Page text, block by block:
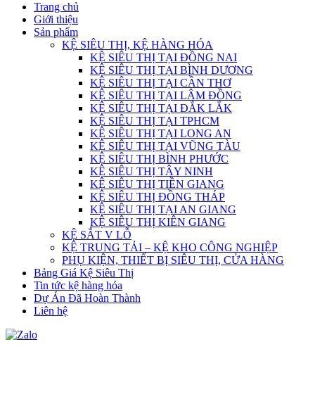
Trang chủ
Giới thiệu
Sản phẩm
KỆ SIÊU THỊ, KỆ HÀNG HÓA
KỆ SIÊU THỊ TẠI ĐỒNG NAI
KỆ SIÊU THỊ TẠI BÌNH DƯƠNG
KỆ SIÊU THỊ TẠI CẦN THƠ
KỆ SIÊU THỊ TẠI LÂM ĐỒNG
KỆ SIÊU THỊ TẠI ĐẮK LẮK
KỆ SIÊU THỊ TẠI TPHCM
KỆ SIÊU THỊ TẠI LONG AN
KỆ SIÊU THỊ TẠI VŨNG TÀU
KỆ SIÊU THỊ BÌNH PHƯỚC
KỆ SIÊU THỊ TÂY NINH
KỆ SIÊU THỊ TIỀN GIANG
KỆ SIÊU THỊ ĐỒNG THÁP
KỆ SIÊU THỊ TẠI AN GIANG
KỆ SIÊU THỊ KIÊN GIANG
KỆ SẮT V LỖ
KỆ TRUNG TẢI – KỆ KHO CÔNG NGHIỆP
PHỤ KIỆN, THIẾT BỊ SIÊU THỊ, CỬA HÀNG
Bảng Giá Kệ Siêu Thị
Tin tức kệ hàng hóa
Dự Án Đã Hoàn Thành
Liên hệ